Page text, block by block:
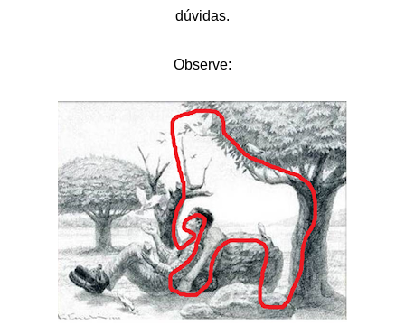
dúvidas.
Observe: